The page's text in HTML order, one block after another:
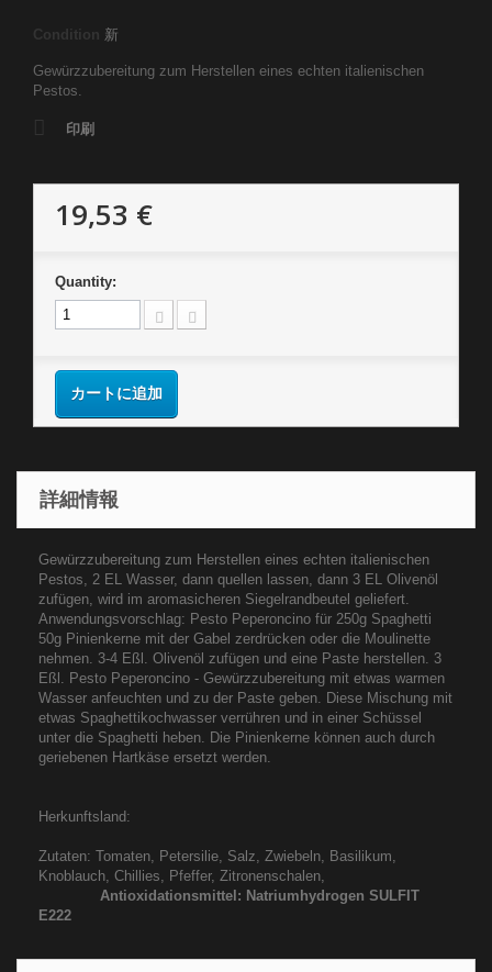
Condition 新
Gewürzzubereitung zum Herstellen eines echten italienischen
Pestos.
印刷
19,53 €
Quantity:
カートに追加
詳細情報
Gewürzzubereitung zum Herstellen eines echten italienischen
Pestos, 2 EL Wasser, dann quellen lassen, dann 3 EL Olivenöl
zufügen, wird im aromasicheren Siegelrandbeutel geliefert.
Anwendungsvorschlag: Pesto Peperoncino für 250g Spaghetti
50g Pinienkerne mit der Gabel zerdrücken oder die Moulinette
nehmen. 3-4 Eßl. Olivenöl zufügen und eine Paste herstellen. 3
Eßl. Pesto Peperoncino - Gewürzzubereitung mit etwas warmen
Wasser anfeuchten und zu der Paste geben. Diese Mischung mit
etwas Spaghettikochwasser verrühren und in einer Schüssel
unter die Spaghetti heben. Die Pinienkerne können auch durch
geriebenen Hartkäse ersetzt werden.
Herkunftsland:
Zutaten: Tomaten, Petersilie, Salz, Zwiebeln, Basilikum,
Knoblauch, Chillies, Pfeffer, Zitronenschalen,
Antioxidationsmittel: Natriumhydrogen SULFIT
E222